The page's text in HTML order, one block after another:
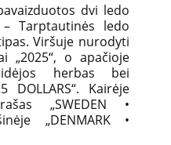
dvi ledo
Tarptautinės ledo
Viršuje nurodyti
„2025“, o apačioje
herbas bei
Kairėje
„SWEDEN •
„DENMARK •